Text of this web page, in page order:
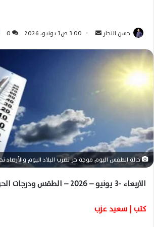
حسن النجار
د
ا
ل
ك
3:00 ص3 يونيو، 2026 0
حالة الطقس اليوم موجة حر تضرب البلاد اليوم والأرصاد
الاربعاء -3 يونيو – 2026 – الطقس ودرجات الحرارة
كتب | سعيد عزب